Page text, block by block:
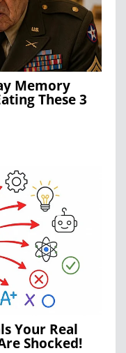
Memory
These 3
Your Real
Shocked!